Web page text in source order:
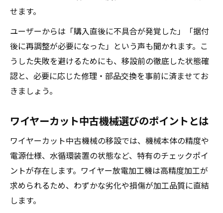
せます。
ユーザーからは「購入直後に不具合が発覚した」「据付
後に再調整が必要になった」という声も聞かれます。こ
うした失敗を避けるためにも、移設前の徹底した状態確
認と、必要に応じた修理・部品交換を事前に済ませてお
きましょう。
ワイヤーカット中古機械選びのポイントとは
ワイヤーカット中古機械の移設では、機械本体の精度や
電源仕様、水循環装置の状態など、特有のチェックポイ
ントが存在します。ワイヤー放電加工機は高精度加工が
求められるため、わずかな劣化や損傷が加工品質に直結
します。